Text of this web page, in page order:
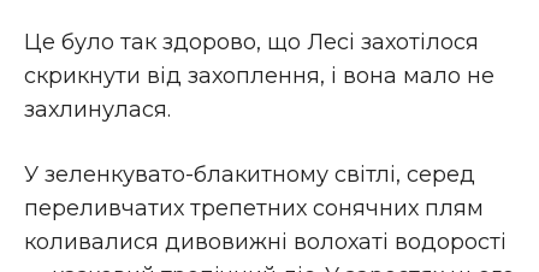
Це було так здорово, що Лесі захотілося
скрикнути від захоплення, і вона мало не
захлинулася.
У зеленкувато-блакитному світлі, серед
переливчатих трепетних сонячних плям
коливалися дивовижні волохаті водорості